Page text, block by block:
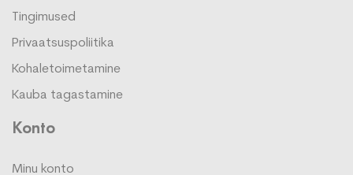
Tingimused
Privaatsuspoliitika
Kohaletoimetamine
Kauba tagastamine
Konto
Minu konto